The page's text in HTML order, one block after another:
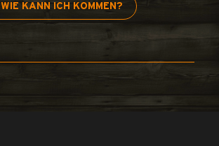
WIE KANN ICH KOMMEN?